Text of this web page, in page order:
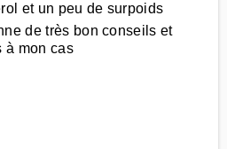
et un peu de surpoids
de très bon conseils et
à mon cas